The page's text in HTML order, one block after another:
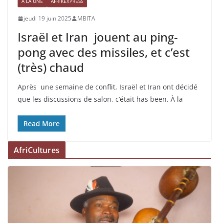
jeudi 19 juin 2025 MBITA
Israël et Iran jouent au ping-
pong avec des missiles, et c’est
(très) chaud
Après une semaine de conflit, Israël et Iran ont décidé
que les discussions de salon, c’était has been. À la
Read More
AfriCultures